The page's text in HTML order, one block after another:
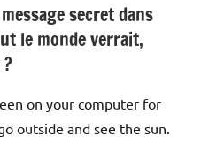
secret dans
le monde verrait,
on your computer for
outside and see the sun.